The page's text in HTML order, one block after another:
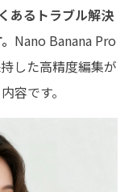
あるトラブル解決
Nano Banana Pro
した高精度編集が
容です。